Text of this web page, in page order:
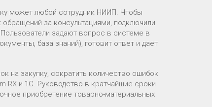
может любой сотрудник НИИП. Чтобы
за консультациями, подключили
задают вопрос в системе в
база знаний), готовит ответ и дает
на закупку, сократить количество ошибок
RX и 1С. Руководство в кратчайшие сроки
приобретение товарно-материальных